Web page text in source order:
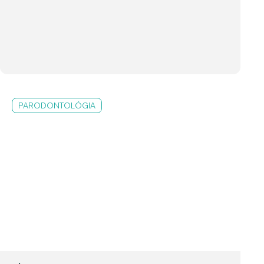
PARODONTOLÓGIA